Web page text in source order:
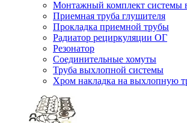
Монтажный комплект системы
Приемная труба глушителя
Прокладка приемной трубы
Радиатор рециркуляции ОГ
Резонатор
Соединительные хомуты
Труба выхлопной системы
Хром накладка на выхлопную